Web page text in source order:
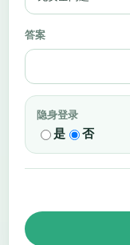
答案
隐身登录
是 否